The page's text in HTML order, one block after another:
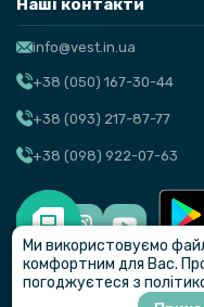
Наші контакти
info@vest.in.ua
+38 (050) 167-30-44
+38 (093) 217-87-77
+38 (098) 922-07-63
Ми використовуємо
комфортним для Вас.
погоджуєтеся з